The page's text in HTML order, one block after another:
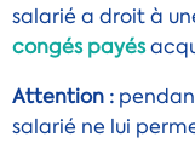
salarié a droit à
congés payés
Attention :
salarié ne lui